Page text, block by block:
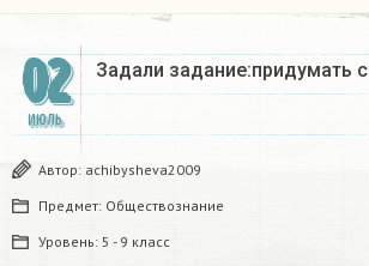
02
ИЮЛЬ
Задали задание:придумать
Автор: achibysheva2009
Предмет: Обществознание
Уровень: 5 - 9 класс